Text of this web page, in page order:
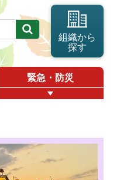
組織から
探す
緊急・防災